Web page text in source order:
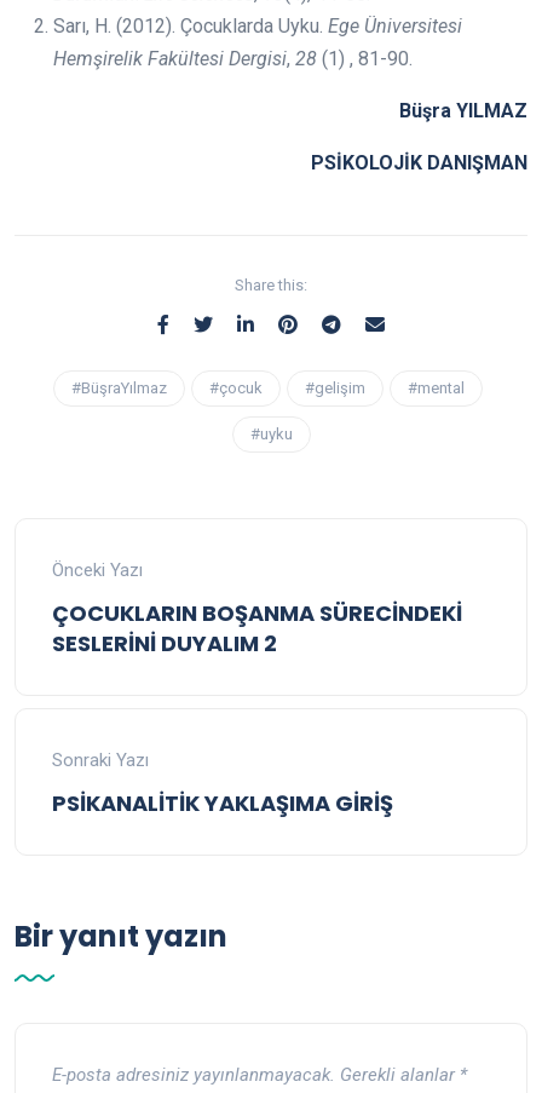
Sarı, H. (2012). Çocuklarda Uyku. Ege Üniversitesi
Hemşirelik Fakültesi Dergisi, 28 (1) , 81-90.
Büşra YILMAZ
PSİKOLOJİK DANIŞMAN
Share this:
#BüşraYılmaz #çocuk #gelişim #mental
#uyku
Önceki Yazı
ÇOCUKLARIN BOŞANMA SÜRECİNDEKİ
SESLERİNİ DUYALIM 2
Sonraki Yazı
PSİKANALİTİK YAKLAŞIMA GİRİŞ
Bir yanıt yazın
E-posta adresiniz yayınlanmayacak. Gerekli alanlar *